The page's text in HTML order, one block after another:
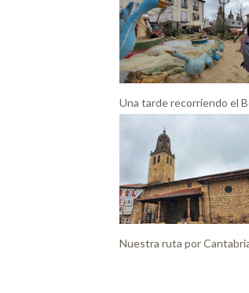
Una tarde recorriendo el
Nuestra ruta por